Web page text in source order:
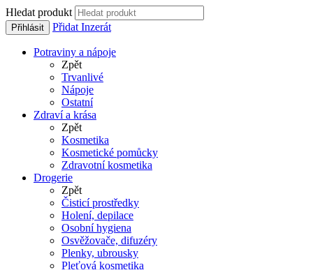
Hledat produkt
Přihlásit Přidat Inzerát
Potraviny a nápoje
Zpět
Trvanlivé
Nápoje
Ostatní
Zdraví a krása
Zpět
Kosmetika
Kosmetické pomůcky
Zdravotní kosmetika
Drogerie
Zpět
Čisticí prostředky
Holení, depilace
Osobní hygiena
Osvěžovače, difuzéry
Plenky, ubrousky
Pleťová kosmetika